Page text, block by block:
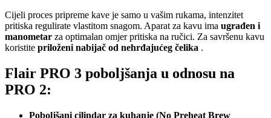
Cijeli proces pripreme kave je samo u vašim rukama, intenzitet
pritiska regulirate vlastitom snagom. Aparat za kavu ima ugrađen i
manometar za optimalan omjer pritiska na ručici. Za savršenu kavu
koristite priloženi nabijač od nehrđajućeg čelika .
Flair PRO 3 poboljšanja u odnosu na
PRO 2:
Poboljšani cilindar za kuhanje (No Preheat Brew